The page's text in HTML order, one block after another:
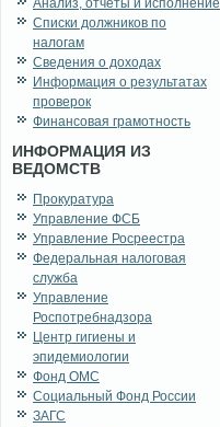
Анализ, отчеты и исполнение
Списки должников по
налогам
Сведения о доходах
Информация о результатах
проверок
Финансовая грамотность
ИНФОРМАЦИЯ ИЗ
ВЕДОМСТВ
Прокуратура
Управление ФСБ
Управление Росреестра
Федеральная налоговая
служба
Управление
Роспотребнадзора
Центр гигиены и
эпидемиологии
Фонд ОМС
Социальный Фонд России
ЗАГС